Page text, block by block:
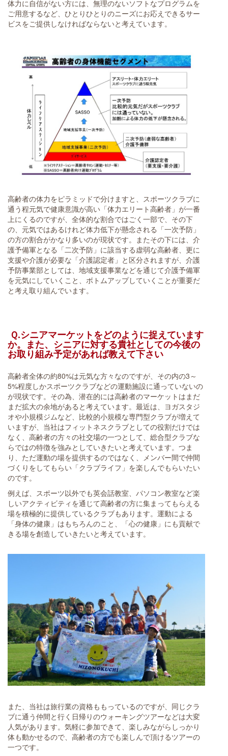
体力に自信がない方には、無理のないソフトなプログラムを
ご用意するなど、ひとりひとりのニーズにお応えできるサー
ビスをご提供しなければならないと考えています。
高齢者の体力をピラミッドで分けますと、スポーツクラブに
通う程元気で健康意識が高い「体力エリート高齢者」が一番
上にくるのですが、全体的な割合ではごく一部で、その下
の、元気ではあるけれど体力低下が懸念される「一次予防」
の方の割合がかなり多いのが現状です。またその下には、介
護予備軍となる「二次予防」に該当する虚弱な高齢者、更に
支援や介護が必要な「介護認定者」と区分されますが、介護
予防事業部としては、地域支援事業などを通じて介護予備軍
を元気にしていくこと、ボトムアップしていくことが重要だ
と考え取り組んでいます。
Ｑ.シニアマーケットをどのように捉えています
か。また、シニアに対する貴社としての今後の
お取り組み予定があれば教えて下さい
高齢者全体の約80%は元気な方々なのですが、その内の3～
5%程度しかスポーツクラブなどの運動施設に通っていないの
が現状です。その為、潜在的には高齢者のマーケットはまだ
まだ拡大の余地があると考えています。最近は、ヨガスタジ
オや小規模ジムなど、比較的小規模な専門型クラブが増えて
いますが、当社はフィットネスクラブとしての役割だけでは
なく、高齢者の方々の社交場の一つとして、総合型クラブな
らではの特徴を強みとしていきたいと考えています。つま
り、ただ運動の場を提供するのではなく、メンバー間で仲間
づくりをしてもらい「クラブライフ」を楽しんでもらいたい
のです。
例えば、スポーツ以外でも英会話教室、パソコン教室など楽
しいアクティビティを通じて高齢者の方に集まってもらえる
場を積極的に提供しているクラブもあります。運動による
「身体の健康」はもちろんのこと、「心の健康」にも貢献で
きる場を創造していきたいと考えています。
また、当社は旅行業の資格ももっているのですが、同じクラ
ブに通う仲間と行く日帰りのウォーキングツアーなどは大変
人気があります。気軽に参加できて、楽しみながらしっかり
体も動かせるので、高齢者の方でも楽しんで頂けるツアーの
一つです。